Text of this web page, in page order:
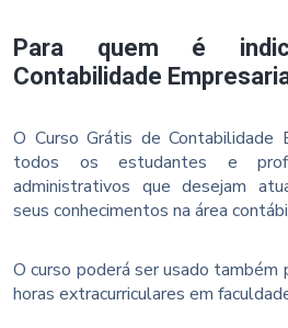
Para quem é
Contabilidade
O Curso Grátis de Contabilidade
todos os estudantes e
administrativos que desejam
seus conhecimentos na área
O curso poderá ser usado também
horas extracurriculares em